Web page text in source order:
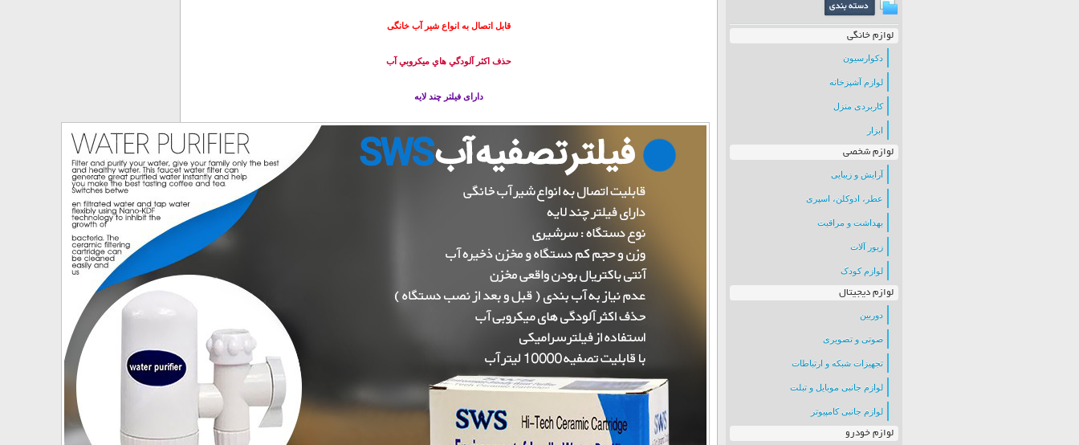
لوازم خانگی
دکوارسیون
لوازم آشپزخانه
کاربردی منزل
ابزار
لوازم شخصی
آرایش و زیبایی
عطر، ادوکلن، اسپری
بهداشت و مراقبت
زیور آلات
لوازم کودک
لوازم دیجیتال
دوربین
صوتی و تصویری
تجهیزات شبکه و ارتباطات
لوازم جانبی موبایل و تبلت
لوازم جانبی کامپیوتر
لوازم خودرو
قابل اتصال به انواع شیر آب خانگی
حذف اكثر آلودگي هاي ميكروبي آب
دارای فیلتر چند لایه